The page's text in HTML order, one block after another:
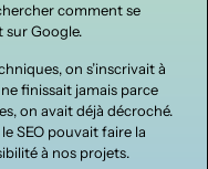
comment se
Google.
on s’inscrivait à
finissait jamais parce
on avait déjà décroché.
SEO pouvait faire la
à nos projets.